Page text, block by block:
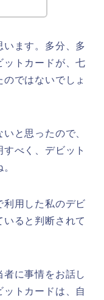
います。多分、多
ットカードが、七
ではないでしょ
と思ったので、
べく、デビット
利用した私のデビ
ると判断されて
に事情をお話し
トカードは、自